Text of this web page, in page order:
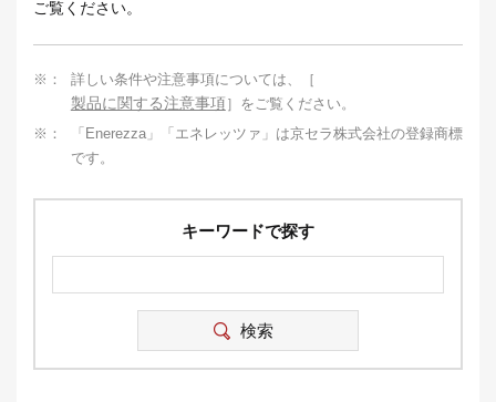
ご覧ください。
※： 詳しい条件や注意事項については、［
製品に関する注意事項 ］をご覧ください。
※：
「Enerezza」「エネレッツァ」は京セラ株式会社の登録商標
です。
キーワードで探す